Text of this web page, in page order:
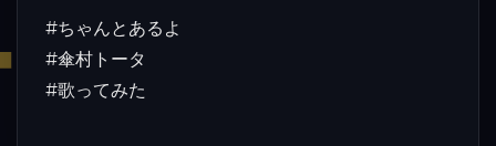
#ちゃんとあるよ
#傘村トータ
#歌ってみた